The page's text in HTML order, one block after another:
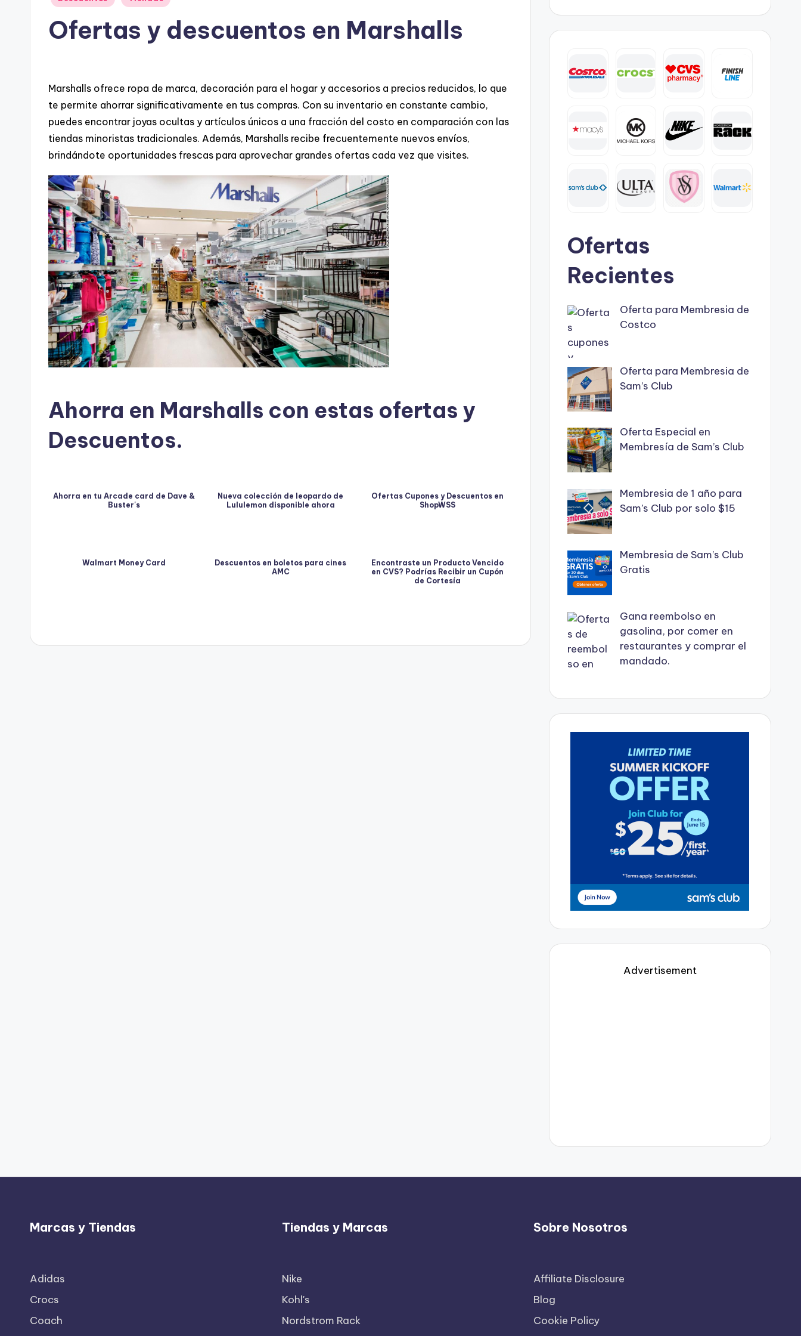
Ofertas y descuentos en Marshalls
Marshalls ofrece ropa de marca, decoración para el hogar y accesorios a precios reducidos, lo que
te permite ahorrar significativamente en tus compras. Con su inventario en constante cambio,
puedes encontrar joyas ocultas y artículos únicos a una fracción del costo en comparación con las
tiendas minoristas tradicionales. Además, Marshalls recibe frecuentemente nuevos envíos,
brindándote oportunidades frescas para aprovechar grandes ofertas cada vez que visites.
Ahorra en Marshalls con estas ofertas y
Descuentos.
Ahorra en tu Arcade card de Dave &
Buster's
Nueva colección de leopardo de
Lululemon disponible ahora
Ofertas Cupones y Descuentos en
ShopWSS
Walmart Money Card
Descuentos en boletos para cines
AMC
Encontraste un Producto Vencido
en CVS? Podrías Recibir un Cupón
de Cortesía
Ofertas
Recientes
Oferta para Membresia de
Costco
Oferta para Membresia de
Sam’s Club
Oferta Especial en
Membresía de Sam’s Club
Membresia de 1 año para
Sam’s Club por solo $15
Membresia de Sam’s Club
Gratis
Gana reembolso en
gasolina, por comer en
restaurantes y comprar el
mandado.
Advertisement
Marcas y Tiendas
Adidas
Crocs
Coach
Tiendas y Marcas
Nike
Kohl's
Nordstrom Rack
Sobre Nosotros
Affiliate Disclosure
Blog
Cookie Policy